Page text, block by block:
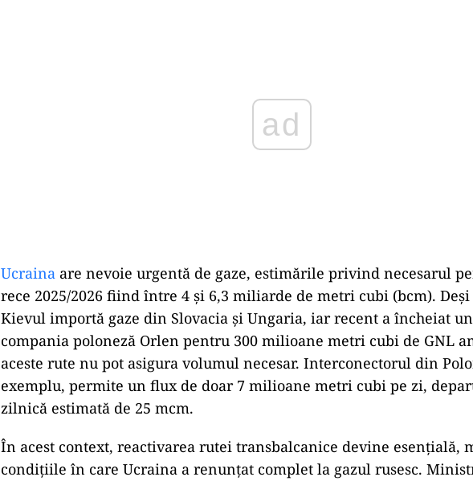
Ucraina are nevoie urgentă de gaze, estimările privind necesarul
rece 2025/2026 fiind între 4 şi 6,3 miliarde de metri cubi (bcm).
Kievul importă gaze din Slovacia şi Ungaria, iar recent a încheiat
compania poloneză Orlen pentru 300 milioane metri cubi de GNL
aceste rute nu pot asigura volumul necesar. Interconectorul din
exemplu, permite un flux de doar 7 milioane metri cubi pe zi,
zilnică estimată de 25 mcm.
În acest context, reactivarea rutei transbalcanice devine esenţială,
condiţiile în care Ucraina a renunţat complet la gazul rusesc.